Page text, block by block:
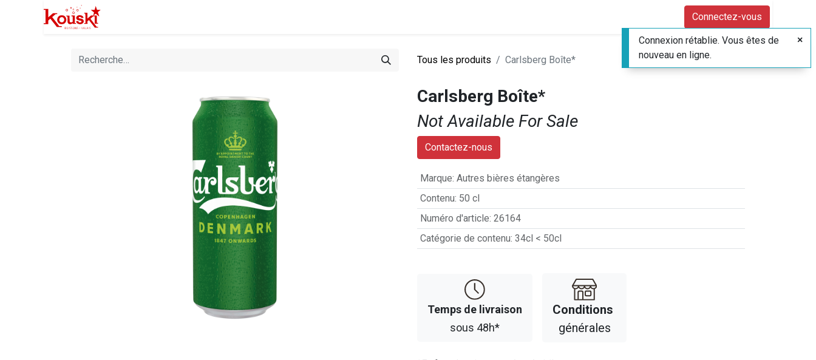
Connectez-vous
Tous les produits Carlsberg Boîte*
Carlsberg Boîte*
Not Available For Sale
Contactez-nous
Marque: Autres bières étangères
Contenu: 50 cl
Numéro d'article: 26164
Catégorie de contenu: 34cl < 50cl
Temps d​​e livraison
sous 48h*
Con​​ditions
générales
Connexion rétablie. Vous êtes de
nouveau en ligne.